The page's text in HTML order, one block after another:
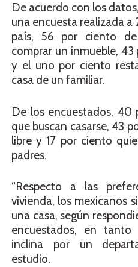
De acuerdo con los
una encuesta realizada
país, 56 por ciento de
comprar un inmueble,
y el uno por ciento
casa de un familiar.
De los encuestados, 40
que buscan casarse, 43
libre y 17 por ciento
padres.
“Respecto a las
vivienda, los mexicanos
una casa, según
encuestados, en
inclina por un
estudio.